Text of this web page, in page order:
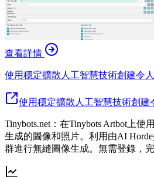
查看詳情
使用穩定擴散人工智慧技術創建令
使用穩定擴散人工智慧技術創建
Tinybots.net：在Tinybots Artbot上使
生成的圖像和照片。利用由AI
群進行無縫圖像生成。無需登錄，完